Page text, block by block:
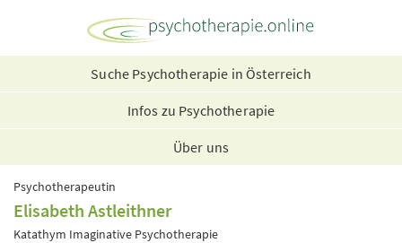
Suche Psychotherapie in Österreich
Infos zu Psychotherapie
Über uns
Psychotherapeutin
Elisabeth Astleithner
Katathym Imaginative Psychotherapie